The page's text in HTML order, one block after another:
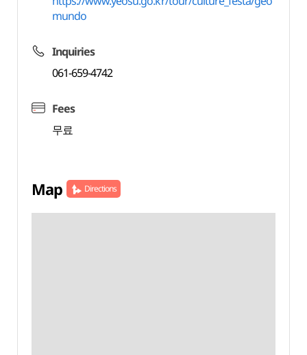
mundo
Inquiries
061-659-4742
Fees
무료
Map Directions